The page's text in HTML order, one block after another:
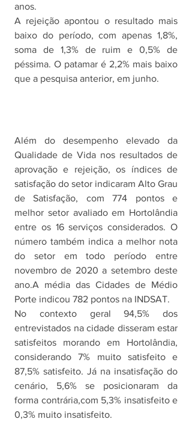
anos.
A rejeição apontou o resultado mais
baixo do período, com apenas 1,8%,
soma de 1,3% de ruim e 0,5% de
péssima. O patamar é 2,2% mais baixo
que a pesquisa anterior, em junho.
Além do desempenho elevado da
Qualidade de Vida nos resultados de
aprovação e rejeição, os índices de
satisfação do setor indicaram Alto Grau
de Satisfação, com 774 pontos e
melhor setor avaliado em Hortolândia
entre os 16 serviços considerados. O
número também indica a melhor nota
do setor em todo período entre
novembro de 2020 a setembro deste
ano.A média das Cidades de Médio
Porte indicou 782 pontos na INDSAT.
No contexto geral 94,5% dos
entrevistados na cidade disseram estar
satisfeitos morando em Hortolândia,
considerando 7% muito satisfeito e
87,5% satisfeito. Já na insatisfação do
cenário, 5,6% se posicionaram da
forma contrária,com 5,3% insatisfeito e
0,3% muito insatisfeito.